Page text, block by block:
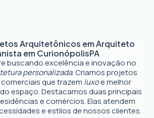
Arquitetônicos emArquiteto
em CurionópolisPA
buscando excelência e inovação no
personalizada. Criamos projetos
que trazem luxoe melhor
espaço. Destacamos duas principais
e comércios. Elas atendem
e estilos de nossos clientes.